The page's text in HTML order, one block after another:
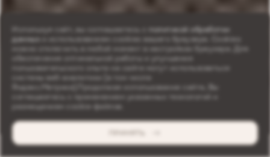
Используя сайт, вы соглашаетесь с
политикой обработки
данных
и использованием cookies вашего браузера. Cookies
можно отключить в любой момент в настройках браузера. Для
обеспечения оптимальной работы и улучшения
пользовательского опыта на сайте могут использоваться
системы веб-аналитики (в том числе
Яндекс.Метрика).Продолжая использование сайта, Вы
соглашаетесь с применением указанных технологий и
размещением cookie-файлов.